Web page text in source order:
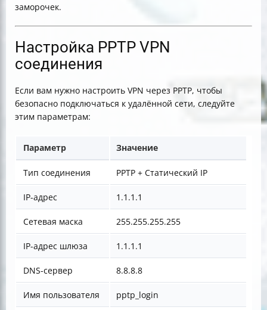
заморочек.
Настройка PPTP VPN
соединения
Если вам нужно настроить VPN через PPTP, чтобы
безопасно подключаться к удалённой сети, следуйте
этим параметрам:
Параметр Значение
Тип соединения PPTP + Статический IP
IP-адрес 1.1.1.1
Сетевая маска 255.255.255.255
IP-адрес шлюза 1.1.1.1
DNS-сервер 8.8.8.8
Имя пользователя pptp_login